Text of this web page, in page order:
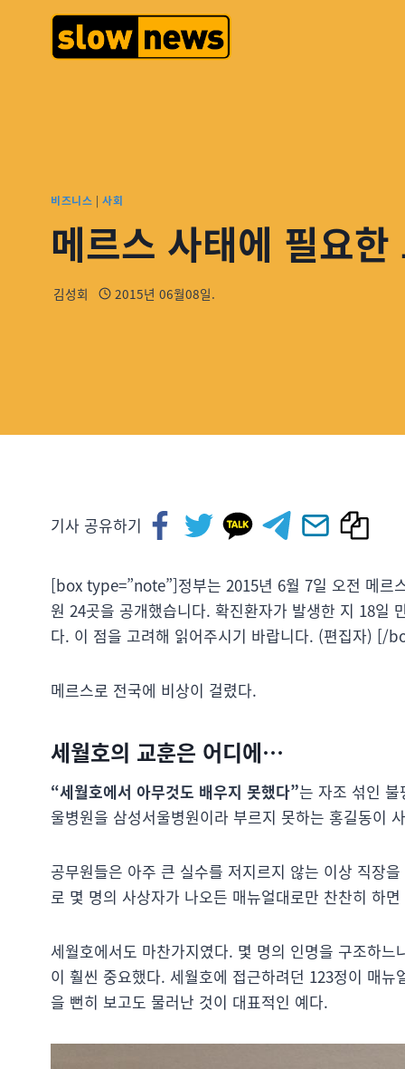
비즈니스 |사회
메르스 사태에 필요
김성회 2015년 06월08일.
기사 공유하기
[box type=”note”]정부는 2015년 6월 7일 오전 메르
원 24곳을 공개했습니다. 확진환자가 발생한 지 18일
다. 이 점을 고려해 읽어주시기 바랍니다. (편집자) [/
메르스로 전국에 비상이 걸렸다.
세월호의 교훈은 어디에…
“세월호에서 아무것도 배우지 못했다”는 자조 섞인
울병원을 삼성서울병원이라 부르지 못하는 홍길동이
공무원들은 아주 큰 실수를 저지르지 않는 이상 직장
로 몇 명의 사상자가 나오든 매뉴얼대로만 찬찬히 하
세월호에서도 마찬가지였다. 몇 명의 인명을 구조하
이 훨씬 중요했다. 세월호에 접근하려던 123정이 매
을 뻔히 보고도 물러난 것이 대표적인 예다.